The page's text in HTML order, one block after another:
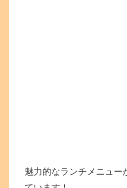
魅力的なランチメニュー